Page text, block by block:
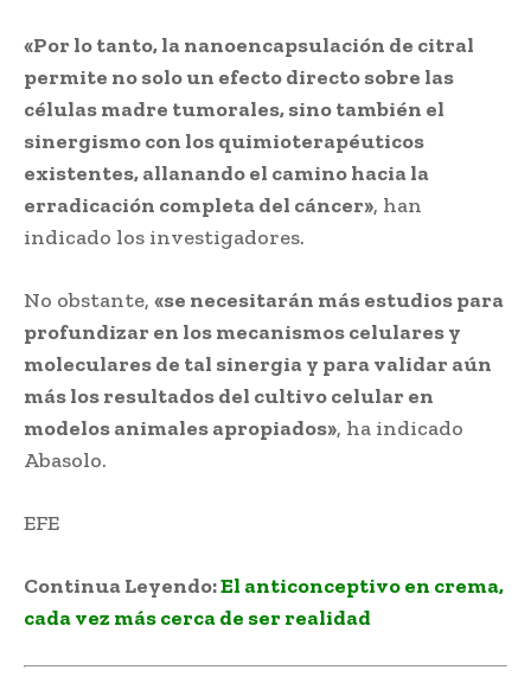
«Por lo tanto, la nanoencapsulación de citral
permite no solo un efecto directo sobre las
células madre tumorales, sino también el
sinergismo con los quimioterapéuticos
existentes, allanando el camino hacia la
erradicación completa del cáncer», han
indicado los investigadores.
No obstante, «se necesitarán más estudios para
profundizar en los mecanismos celulares y
moleculares de tal sinergia y para validar aún
más los resultados del cultivo celular en
modelos animales apropiados», ha indicado
Abasolo.
EFE
Continua Leyendo:El anticonceptivo en crema,
cada vez más cerca de ser realidad